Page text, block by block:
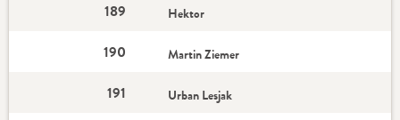
189 Hektor
190 Martin Ziemer
191 Urban Lesjak